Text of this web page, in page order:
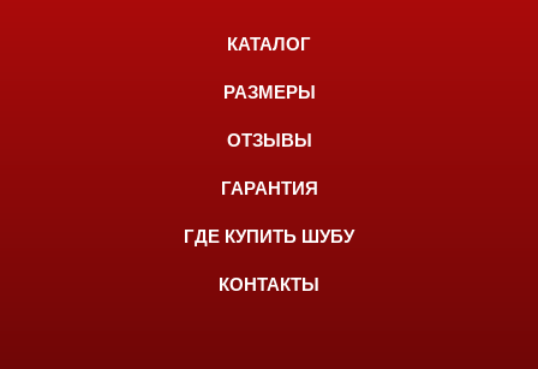
КАТАЛОГ
РАЗМЕРЫ
ОТЗЫВЫ
ГАРАНТИЯ
ГДЕ КУПИТЬ ШУБУ
КОНТАКТЫ